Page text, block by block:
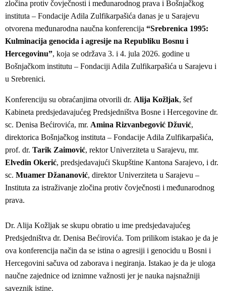
zločina protiv čovječnosti i međunarodnog prava i Bošnjačkog
instituta – Fondacije Adila Zulfikarpašića danas je u Sarajevu
otvorena međunarodna naučna konferencija “Srebrenica 1995:
Kulminacija genocida i agresije na Republiku Bosnu i
Hercegovinu”, koja se održava 3. i 4. jula 2026. godine u
Bošnjačkom institutu – Fondaciji Adila Zulfikarpašića u Sarajevu i
u Srebrenici.
Konferenciju su obraćanjima otvorili dr. Alija Kožljak, šef
Kabineta predsjedavajućeg Predsjedništva Bosne i Hercegovine dr.
sc. Denisa Bećirovića, mr. Amina Rizvanbegović Džuvić,
direktorica Bošnjačkog instituta – Fondacije Adila Zulfikarpašića,
prof. dr. Tarik Zaimović, rektor Univerziteta u Sarajevu, mr.
Elvedin Okerić, predsjedavajući Skupštine Kantona Sarajevo, i dr.
sc. Muamer Džananović, direktor Univerziteta u Sarajevu –
Instituta za istraživanje zločina protiv čovječnosti i međunarodnog
prava.
Dr. Alija Kožljak se skupu obratio u ime predsjedavajućeg
Predsjedništva dr. Denisa Bećirovića. Tom prilikom istakao je da je
ova konferencija način da se istina o agresiji i genocidu u Bosni i
Hercegovini sačuva od zaborava i negiranja. Istakao je da je uloga
naučne zajednice od iznimne važnosti jer je nauka najsnažniji
saveznik istine.